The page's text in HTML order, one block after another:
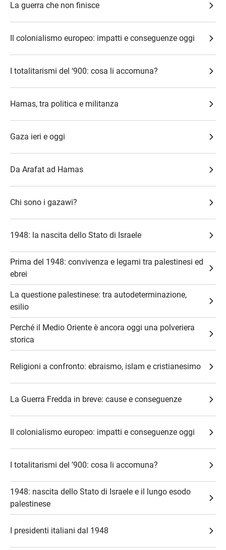
La guerra che non finisce
Il colonialismo europeo: impatti e conseguenze oggi
I totalitarismi del ‘900: cosa li accomuna?
Hamas, tra politica e militanza
Gaza ieri e oggi
Da Arafat ad Hamas
Chi sono i gazawi?
1948: la nascita dello Stato di Israele
Prima del 1948: convivenza e legami tra palestinesi ed
ebrei
La questione palestinese: tra autodeterminazione,
esilio
Perché il Medio Oriente è ancora oggi una polveriera
storica
Religioni a confronto: ebraismo, islam e cristianesimo
La Guerra Fredda in breve: cause e conseguenze
Il colonialismo europeo: impatti e conseguenze oggi
I totalitarismi del ’900: cosa li accomuna?
1948: nascita dello Stato di Israele e il lungo esodo
palestinese
I presidenti italiani dal 1948